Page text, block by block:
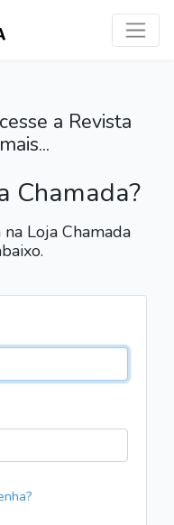
a Revista
Chamada?
Loja Chamada